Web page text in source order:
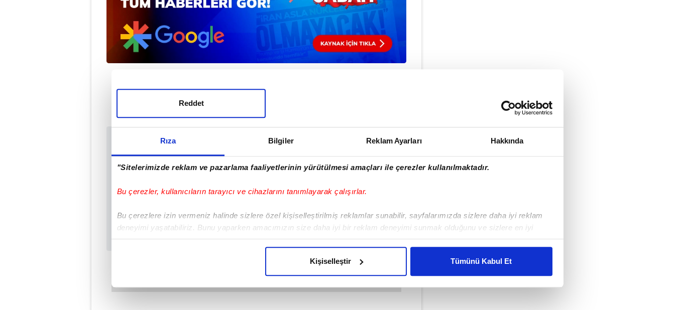
Rıza Bilgiler Reklam Ayarları Hakkında
"Sitelerimizde reklam ve pazarlama faaliyetlerinin yürütülmesi amaçları ile çerezler kullanılmaktadır.
Bu çerezler, kullanıcıların tarayıcı ve cihazlarını tanımlayarak çalışırlar.
Bu çerezlere izin vermeniz halinde sizlere özel kişiselleştirilmiş reklamlar sunabilir, sayfalarımızda sizlere daha iyi reklam
deneyimi yaşatabiliriz. Bunu yaparken amacımızın size daha iyi bir reklam deneyimi sunmak olduğunu ve sizlere en iyi
içerikleri sunabilmek adına elimizden gelen çabayı gösterdiğimizi ve bu noktada, reklamların maliyetlerimizi karşılamak
noktasında tek gelir kalemimiz olduğunu sizlere hatırlatmak isteriz.
Her halükârda, kullanıcılar, bu çerezlere izin vermedikleri takdirde, kullanıcılara hedefli reklamlar gösterilmeyecektir."
Reddet
Kişiselleştir Tümünü Kabul Et
Sabah.com.tr Uygulamamızı İndirin
Uygulamalara Özel Ayrıcalıkları Keşfedin!